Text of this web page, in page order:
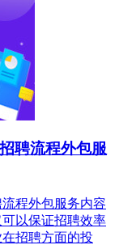
聘流程外包服
程外包服务内容
以保证招聘效率
招聘方面的投